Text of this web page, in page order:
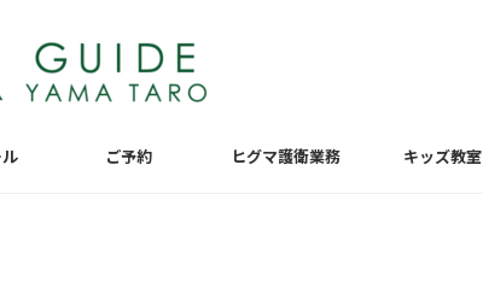
ご予約 ヒグマ護衛業務 キッズ教室